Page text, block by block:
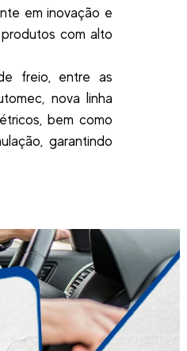
em inovação e
com alto
freio, entre as
nova linha
bem como
garantindo